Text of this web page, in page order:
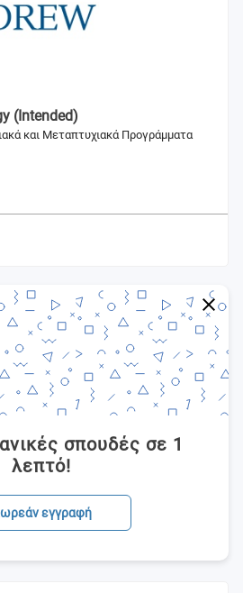
(Intended)
και Μεταπτυχιακά Προγράμματα
σπουδές σε 1
λεπτό!
εγγραφή